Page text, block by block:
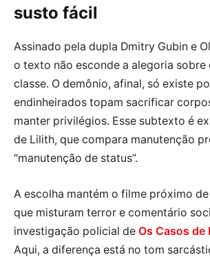
susto fácil
Assinado pela dupla Dmitry Gubin e
o texto não esconde a alegoria
classe. O demônio, afinal, só existe
endinheirados topam sacrificar
manter privilégios. Esse subtexto é
de Lilith, que compara manutenção
“manutenção de status”.
A escolha mantém o filme próximo
que misturam terror e comentário
investigação policial de Os Casos de
Aqui, a diferença está no tom